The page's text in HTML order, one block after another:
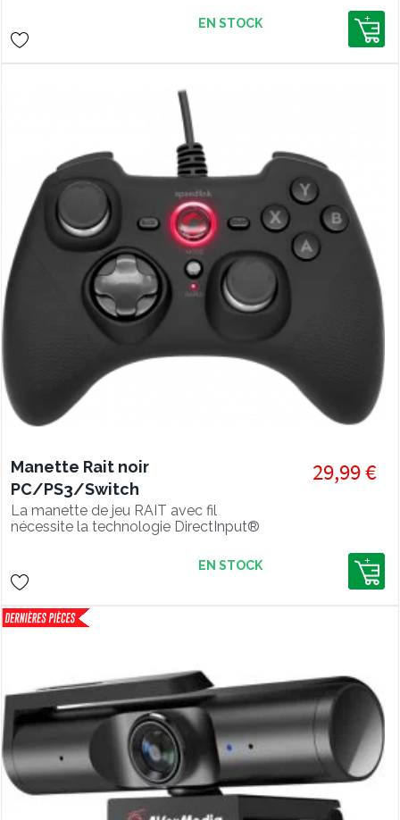
précision et d'un confort optimal pour
vos jeux.
EN STOCK
Manette Rait noir
PC/PS3/Switch
La manette de jeu RAIT avec fil
nécessite la technologie DirectInput®
PlayStation3® et Nintendo Switch®.
Les effets de vibration de la manette
permettent plus d'action, mais sa
surface en cahoutchouc assure une
adhérence sécurisée.
29,99 €
EN STOCK